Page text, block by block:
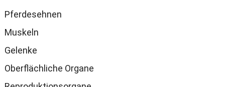
Pferdesehnen
Muskeln
Gelenke
Oberflächliche Organe